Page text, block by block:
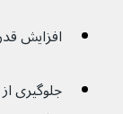
افزایش
جلوگیری